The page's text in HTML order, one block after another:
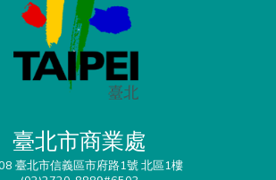
臺北市商業處
臺北市信義區市府路1號 北區1樓